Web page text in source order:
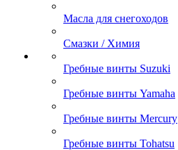
Масла для снегоходов
Смазки / Химия
Гребные винты Suzuki
Гребные винты Yamaha
Гребные винты Mercury
Гребные винты Tohatsu